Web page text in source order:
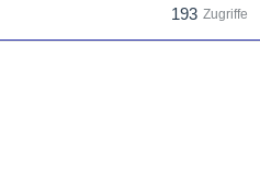
Zugriffe
193